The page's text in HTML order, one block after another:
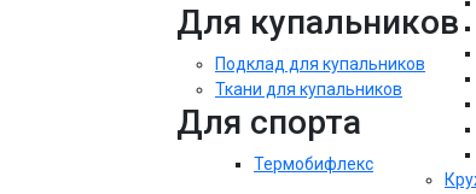
Для купальников
Подклад для купальников
Ткани для купальников
Для спорта
Термобифлекс